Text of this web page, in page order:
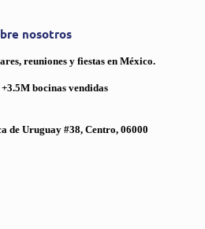
nosotros
reuniones y fiestas en México.
+3.5M bocinas vendidas
de Uruguay #38, Centro, 06000